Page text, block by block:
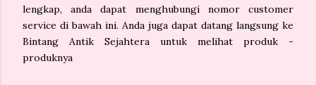
lengkap, anda dapat menghubungi nomor customer
service di bawah ini. Anda juga dapat datang langsung ke
Bintang Antik Sejahtera untuk melihat produk -
produknya